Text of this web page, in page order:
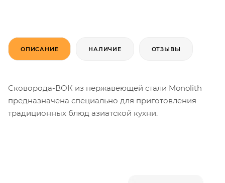
ОПИСАНИЕ НАЛИЧИЕ ОТЗЫВЫ
Сковорода-ВОК из нержавеющей стали Monolith
предназначена специально для приготовления
традиционных блюд азиатской кухни.